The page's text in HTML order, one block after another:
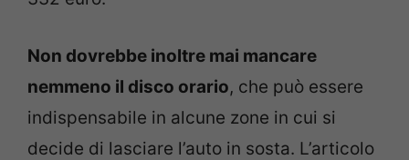
Non dovrebbe inoltre mai mancare
nemmeno il disco orario, che può essere
indispensabile in alcune zone in cui si
decide di lasciare l’auto in sosta. L’articolo